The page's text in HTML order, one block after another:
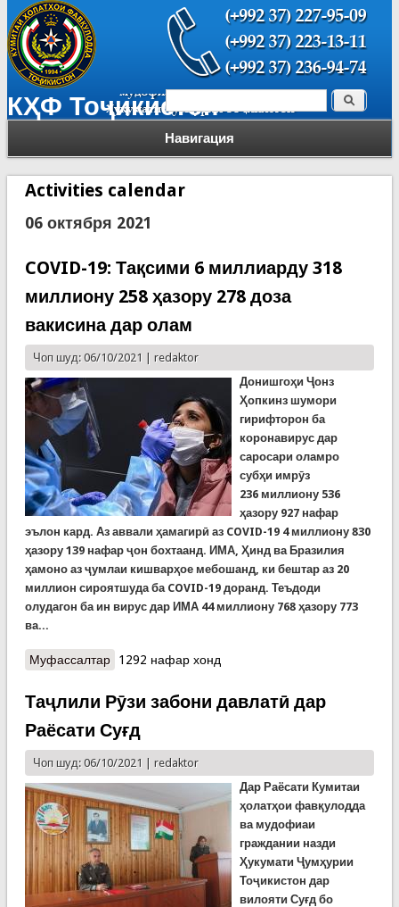
КҲФ Тоҷикистон
Навигация
Форма поиска Поиск
Activities calendar
06 октября 2021
COVID-19: Тақсими 6 миллиарду 318
миллиону 258 ҳазору 278 доза
вакисина дар олам
Чоп шуд: 06/10/2021 | redaktor
Донишгоҳи Ҷонз
Ҳопкинз шумори
гирифторон ба
коронавирус дар
саросари оламро
субҳи имрӯз
236 миллиону 536
ҳазору 927 нафар
эълон кард. Аз аввали ҳамагирӣ аз COVID-19 4 миллиону 830
ҳазору 139 нафар ҷон бохтаанд. ИМА, Ҳинд ва Бразилия
ҳамоно аз ҷумлаи кишварҳое мебошанд, ки бештар аз 20
миллион сироятшуда ба COVID-19 доранд. Теъдоди
олудагон ба ин вирус дар ИМА 44 миллиону 768 ҳазору 773
ва...
Муфассалтаро COVID-19: Тақсими 6 миллиарду 318 миллиону
1292 нафар хонд
Таҷлили Рӯзи забони давлатӣ дар
Раёсати Суғд
Чоп шуд: 06/10/2021 | redaktor
Дар Раёсати Кумитаи
ҳолатҳои фавқулодда
ва мудофиаи
граждании назди
Ҳукумати Ҷумҳурии
Тоҷикистон дар
вилояти Суғд бо